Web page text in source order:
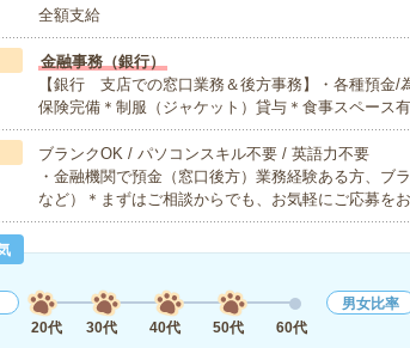
全額支給
金融事務（銀行）
【銀行 支店での窓口業務＆後方事務】・各種預
保険完備＊制服（ジャケット）貸与＊食事スペース
ブランクOK / パソコンスキル不要 / 英語力不要
・金融機関で預金（窓口後方）業務経験ある方、ブ
など）＊まずはご相談からでも、お気軽にご応募を
20代
30代 40代 50代 60代
男女比率